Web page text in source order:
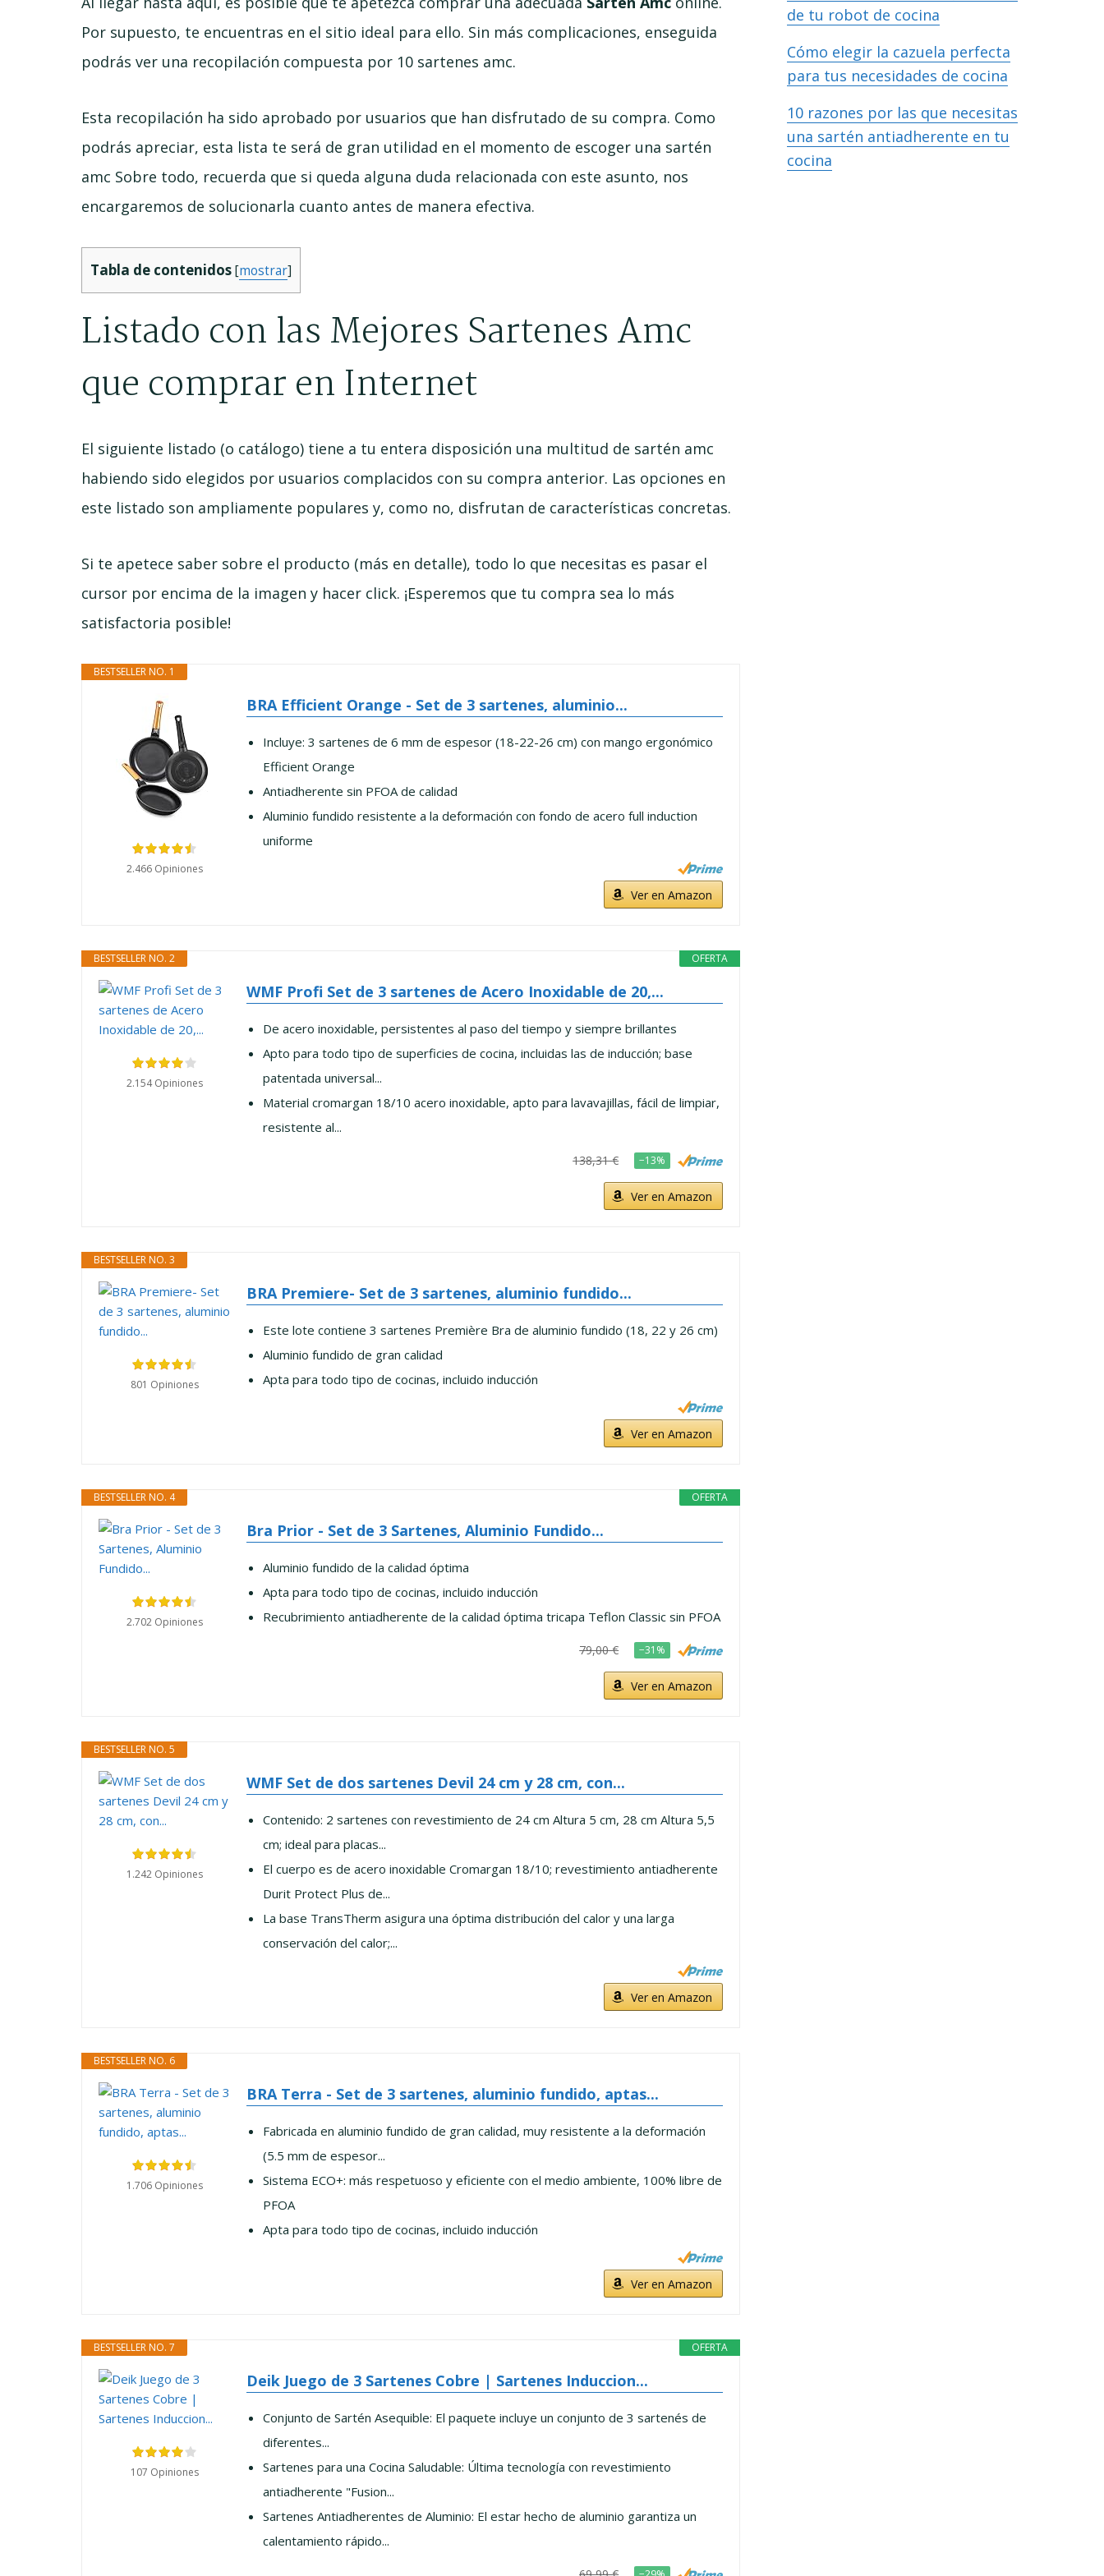
Por supuesto, te encuentras en el sitio ideal para ello. Sin más complicaciones, enseguida
podrás ver una recopilación compuesta por 10 sartenes amc.
Esta recopilación ha sido aprobado por usuarios que han disfrutado de su compra. Como
podrás apreciar, esta lista te será de gran utilidad en el momento de escoger una sartén
amc Sobre todo, recuerda que si queda alguna duda relacionada con este asunto, nos
encargaremos de solucionarla cuanto antes de manera efectiva.
Tabla de contenidos[mostrar]
Listado con las Mejores Sartenes Amc
que comprar en Internet
El siguiente listado (o catálogo) tiene a tu entera disposición una multitud de sartén amc
habiendo sido elegidos por usuarios complacidos con su compra anterior. Las opciones en
este listado son ampliamente populares y, como no, disfrutan de características concretas.
Si te apetece saber sobre el producto (más en detalle), todo lo que necesitas es pasar el
cursor por encima de la imagen y hacer click. ¡Esperemos que tu compra sea lo más
satisfactoria posible!
BESTSELLER NO. 1
2.466 Opiniones
BRA Efficient Orange - Set de 3 sartenes, aluminio...
Incluye: 3 sartenes de 6 mm de espesor (18-22-26 cm) con mango ergonómico
Efficient Orange
Antiadherente sin PFOA de calidad
Aluminio fundido resistente a la deformación con fondo de acero full induction
uniforme
Ver en Amazon
OFERTA
BESTSELLER NO. 2
2.154 Opiniones
WMF Profi Set de 3 sartenes de Acero Inoxidable de 20,...
De acero inoxidable, persistentes al paso del tiempo y siempre brillantes
Apto para todo tipo de superficies de cocina, incluidas las de inducción; base
patentada universal...
Material cromargan 18/10 acero inoxidable, apto para lavavajillas, fácil de limpiar,
resistente al...
138,31 € −13%
Ver en Amazon
BESTSELLER NO. 3
801 Opiniones
BRA Premiere- Set de 3 sartenes, aluminio fundido...
Este lote contiene 3 sartenes Première Bra de aluminio fundido (18, 22 y 26 cm)
Aluminio fundido de gran calidad
Apta para todo tipo de cocinas, incluido inducción
Ver en Amazon
OFERTA
BESTSELLER NO. 4
2.702 Opiniones
Bra Prior - Set de 3 Sartenes, Aluminio Fundido...
Aluminio fundido de la calidad óptima
Apta para todo tipo de cocinas, incluido inducción
Recubrimiento antiadherente de la calidad óptima tricapa Teflon Classic sin PFOA
79,00 € −31%
Ver en Amazon
BESTSELLER NO. 5
1.242 Opiniones
WMF Set de dos sartenes Devil 24 cm y 28 cm, con...
Contenido: 2 sartenes con revestimiento de 24 cm Altura 5 cm, 28 cm Altura 5,5
cm; ideal para placas...
El cuerpo es de acero inoxidable Cromargan 18/10; revestimiento antiadherente
Durit Protect Plus de...
La base TransTherm asigura una óptima distribución del calor y una larga
conservación del calor;...
Ver en Amazon
BESTSELLER NO. 6
1.706 Opiniones
BRA Terra - Set de 3 sartenes, aluminio fundido, aptas...
Fabricada en aluminio fundido de gran calidad, muy resistente a la deformación
(5.5 mm de espesor...
Sistema ECO+: más respetuoso y eficiente con el medio ambiente, 100% libre de
PFOA
Apta para todo tipo de cocinas, incluido inducción
Ver en Amazon
OFERTA
BESTSELLER NO. 7
107 Opiniones
Deik Juego de 3 Sartenes Cobre | Sartenes Induccion...
Conjunto de Sartén Asequible: El paquete incluye un conjunto de 3 sartenés de
diferentes...
Sartenes para una Cocina Saludable: Última tecnología con revestimiento
antiadherente "Fusion...
Sartenes Antiadherentes de Aluminio: El estar hecho de aluminio garantiza un
calentamiento rápido...
de tu robot de cocina
Cómo elegir la cazuela perfecta
para tus necesidades de cocina
10 razones por las que necesitas
una sartén antiadherente en tu
cocina